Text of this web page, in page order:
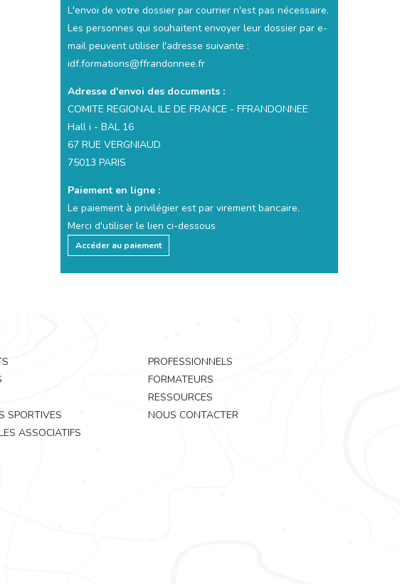
L'envoi de votre dossier par courrier n'est pas nécessaire.
Les personnes qui souhaitent envoyer leur dossier par e-
mail peuvent utiliser l'adresse suivante :
idf.formations@ffrandonnee.fr
Adresse d'envoi des documents :
COMITE REGIONAL ILE DE FRANCE - FFRANDONNEE
Hall i - BAL 16
67 RUE VERGNIAUD
75013 PARIS
Paiement en ligne :
Le paiement à privilégier est par virement bancaire.
Merci d'utiliser le lien ci-dessous
Accéder au paiement
SPORTIVES
ASSOCIATIFS
PROFESSIONNELS
FORMATEURS
RESSOURCES
NOUS CONTACTER